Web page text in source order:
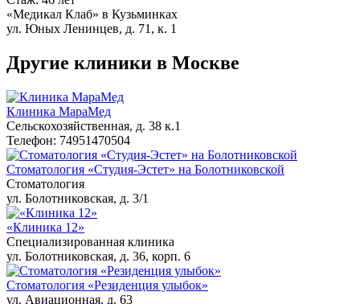
«Медикал Клаб» в Кузьминках
ул. Юных Ленинцев, д. 71, к. 1
Другие клиники в Москве
Клиника МараМед
Сельскохозяйственная, д. 38 к.1
Телефон: 74951470504
Стоматология «Студия-Эстет» на Болотниковской
Стоматология
ул. Болотниковская, д. 3/1
«Клиника 12»
Специализированная клиника
ул. Болотниковская, д. 36, корп. 6
Стоматология «Резиденция улыбок»
ул. Авиационная, д. 63